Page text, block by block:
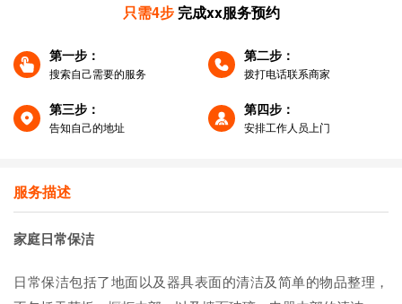
只需4步 完成xx服务预约
第一步：
搜索自己需要的服务
第二步：
拨打电话联系商家
第三步：
告知自己的地址
第四步：
安排工作人员上门
服务描述
家庭日常保洁
日常保洁包括了地面以及器具表面的清洁及简单的物品整理，